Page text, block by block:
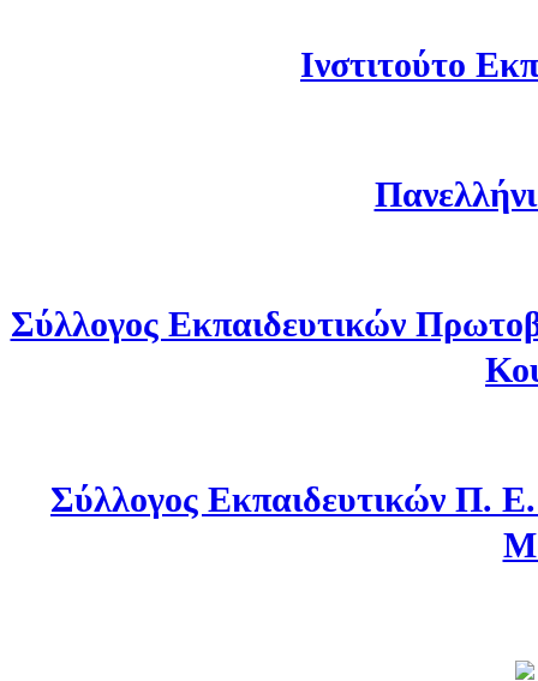
Ινστιτούτο
Σύλλογος Εκπαιδευτικών
Σύλλογος Εκπαιδευτικών Π.